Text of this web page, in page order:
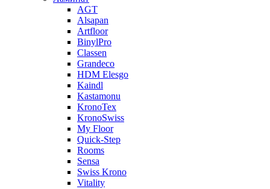
AGT
Alsapan
Artfloor
BinylPro
Classen
Grandeco
HDM Elesgo
Kaindl
Kastamonu
KronoTex
KronoSwiss
My Floor
Quick-Step
Rooms
Sensa
Swiss Krono
Vitality